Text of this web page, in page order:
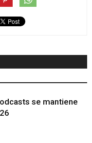
se mantiene